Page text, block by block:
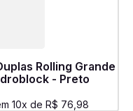
Rolling Grande
- Preto
10x de R$ 76 98